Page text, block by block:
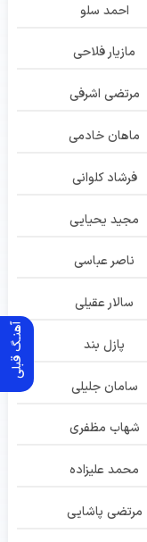
آهنـگ قبلی
احمد سلو
مازیار فلاحی
مرتضی اشرفی
ماهان خادمی
فرشاد کلوانی
مجید یحیایی
ناصر عباسی
سالار عقیلی
پازل بند
سامان جلیلی
شهاب مظفری
محمد علیزاده
مرتضی پاشایی